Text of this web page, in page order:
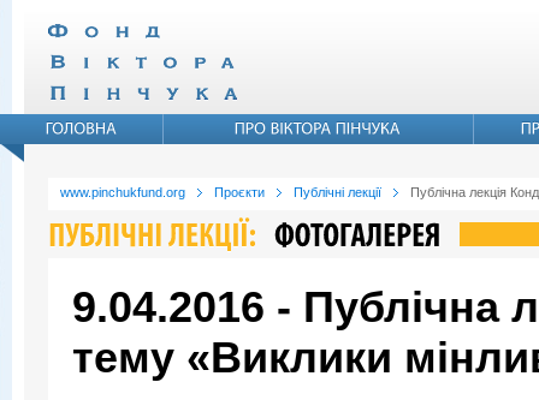
www.pinchukfund.org Проєкти Публічні лекції Публічна лекція
9.04.2016 - Публічна
тему «Виклики